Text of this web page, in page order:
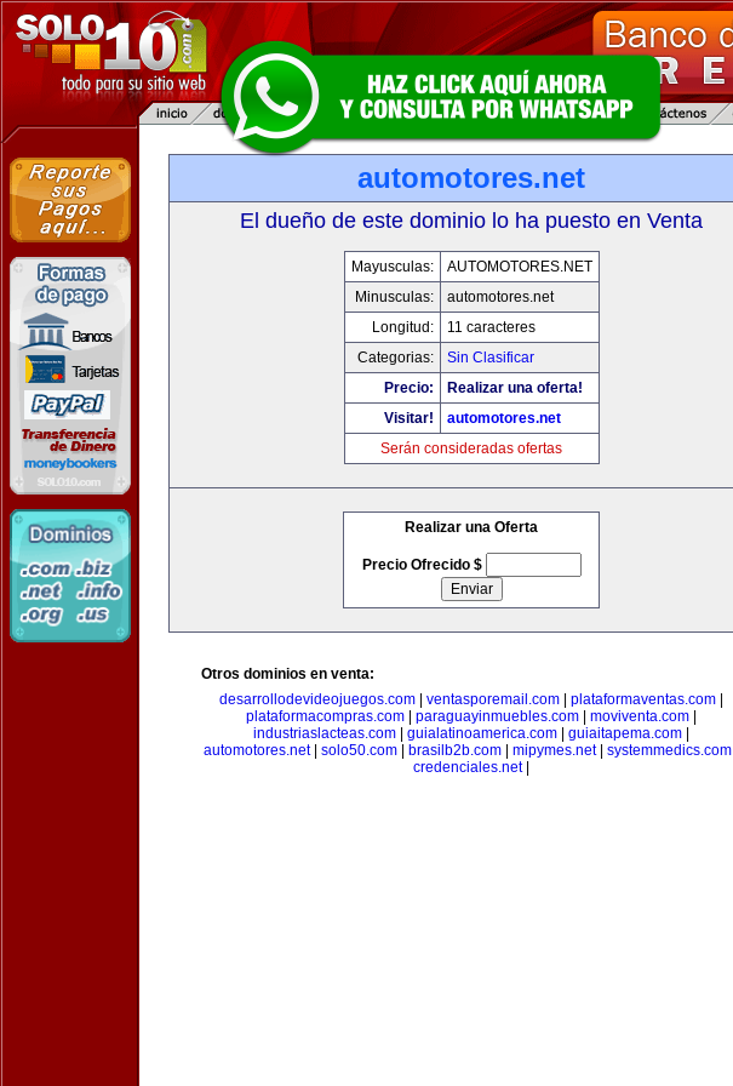
automotores.net
El dueño de este dominio lo ha puesto en Venta
Mayusculas:
AUTOMOTORES.NET
Minusculas:
automotores.net
Longitud:
11 caracteres
Categorias:
Sin Clasificar
Precio:
Realizar una oferta!
Visitar!
automotores.net
Serán consideradas ofertas
Realizar una Oferta
Precio Ofrecido $
Otros dominios en venta:
desarrollodevideojuegos.com
ventasporemail.com plataformaventas.com
plataformacompras.com
paraguayinmuebles.com moviventa.com
industriaslacteas.com
guialatinoamerica.com guiaitapema.com
automotores.net| solo50.com brasilb2b.com mipymes.net| systemmedics.com
credenciales.net|